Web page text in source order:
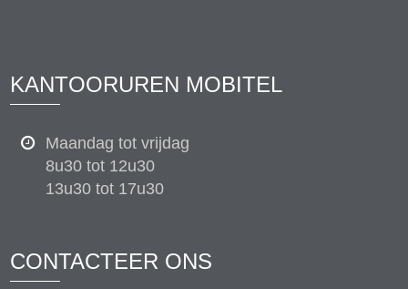
KANTOORUREN MOBITEL
Maandag tot vrijdag
8u30 tot 12u30
13u30 tot 17u30
CONTACTEER ONS